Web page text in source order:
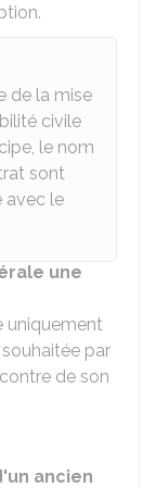
de la mise
civile
le nom
sont
avec le
une
uniquement
par
de son
ancien